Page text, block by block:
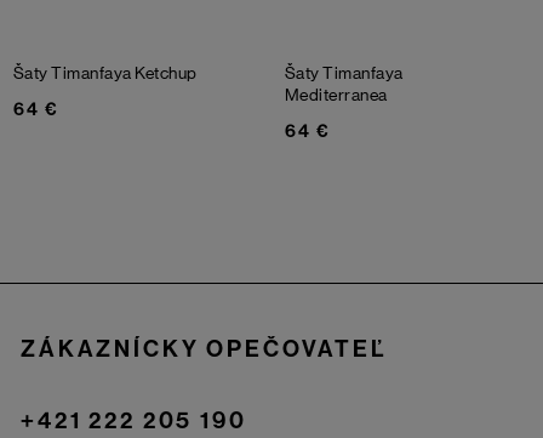
Šaty Timanfaya Ketchup
64 €
Šaty Timanfaya
Mediterranea
64 €
ZÁKAZNÍCKY OPEČOVATEĽ
+421 222 205 190